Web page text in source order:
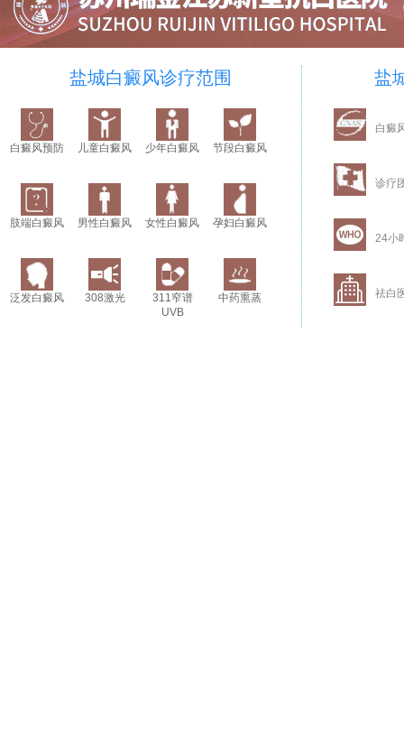
盐城白癜风诊疗范围
白癜风预防 儿童白癜风 少年白癜风 节段白癜风
肢端白癜风 男性白癜风 女性白癜风 孕妇白癜风
泛发白癜风 308激光
311窄谱
UVB
中药熏蒸
盐
白癜
诊疗
24小
祛白